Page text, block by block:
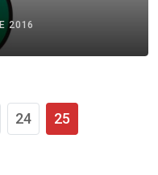
2016
24 25